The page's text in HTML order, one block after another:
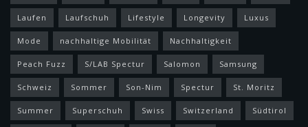
Laufen Laufschuh Lifestyle Longevity Luxus
Mode nachhaltige Mobilität Nachhaltigkeit
Peach Fuzz S/LAB Spectur Salomon Samsung
Schweiz Sommer Son-Nim Spectur St. Moritz
Summer Superschuh Swiss Switzerland Südtirol